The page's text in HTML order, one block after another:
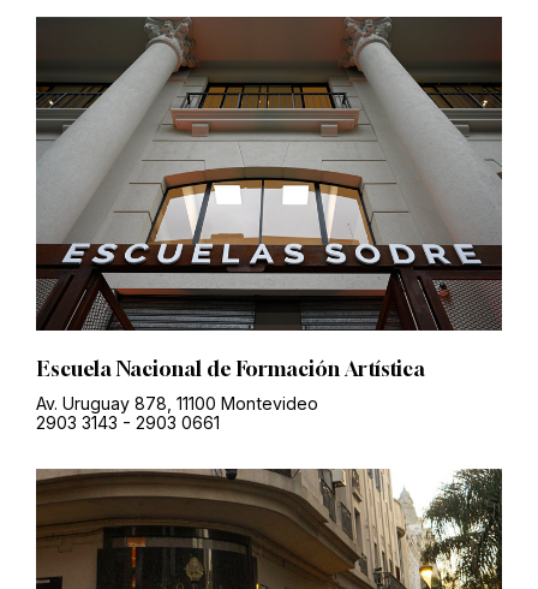
Escuela Nacional de Formación Artística
Av. Uruguay 878, 11100 Montevideo
2903 3143 - 2903 0661